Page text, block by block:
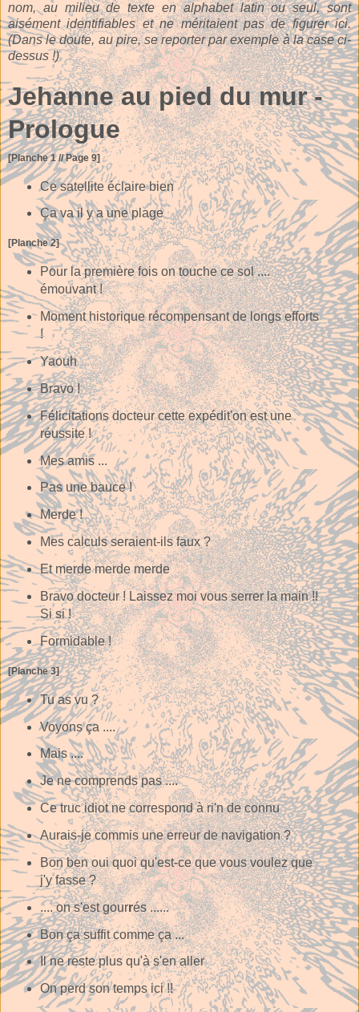
nom, au milieu de texte en alphabet latin ou seul, sont
aisément identifiables et ne méritaient pas de figurer ici.
(Dans le doute, au pire, se reporter par exemple à la case ci-
dessus !)
Jehanne au pied du mur -
Prologue
[Planche 1 // Page 9]
Ce satellite éclaire bien
Ça va il y a une plage
[Planche 2]
Pour la première fois on touche ce sol ....
émouvant !
Moment historique récompensant de longs efforts
!
Yaouh
Bravo !
Félicitations docteur cette expédit'on est une
réussite !
Mes amis ...
Pas une bauce !
Merde !
Mes calculs seraient-ils faux ?
Et merde merde merde
Bravo docteur ! Laissez moi vous serrer la main !!
Si si !
Formidable !
[Planche 3]
Tu as vu ?
Voyons ça ....
Mais ....
Je ne comprends pas ....
Ce truc idiot ne correspond à ri'n de connu
Aurais-je commis une erreur de navigation ?
Bon ben oui quoi qu'est-ce que vous voulez que
j'y fasse ?
.... on s'est gourrés ......
Bon ça suffit comme ça ...
Il ne reste plus qu'à s'en aller
On perd son temps ici !!